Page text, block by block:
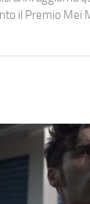
il Premio Mei